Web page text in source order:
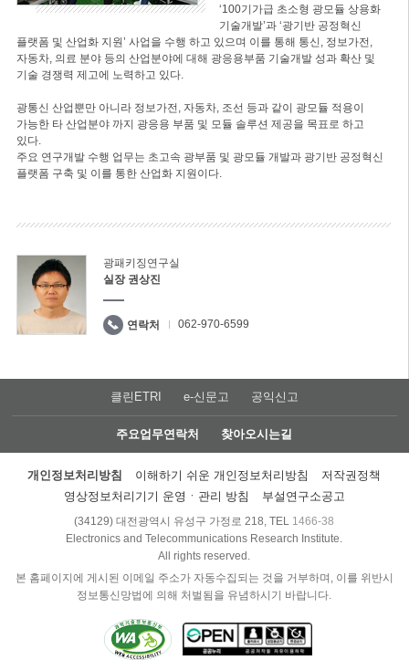
‘100기가급 초소형 광모듈 상용화
기술개발’과 ‘광기반 공정혁신
플랫폼 및 산업화 지원’ 사업을 수행 하고 있으며 이를 통해 통신, 정보가전,
자동차, 의료 분야 등의 산업분야에 대해 광응용부품 기술개발 성과 확산 및
기술 경쟁력 제고에 노력하고 있다.
광통신 산업뿐만 아니라 정보가전, 자동차, 조선 등과 같이 광모듈 적용이
가능한 타 산업분야 까지 광응용 부품 및 모듈 솔루션 제공을 목표로 하고
있다.
주요 연구개발 수행 업무는 초고속 광부품 및 광모듈 개발과 광기반 공정혁신
플랫폼 구축 및 이를 통한 산업화 지원이다.
광패키징연구실
실장 권상진
연락처 062-970-6599
클린ETRI e-신문고 공익신고
주요업무연락처 찾아오시는길
개인정보처리방침 이해하기 쉬운 개인정보처리방침
저작권정책
영상정보처리기기 운영ㆍ관리 방침
부설연구소공고
(34129) 대전광역시 유성구 가정로 218, TEL 1466-38
Electronics and Telecommunications Research Institute.
All rights reserved.
본 홈페이지에 게시된 이메일 주소가 자동수집되는 것을 거부하며, 이를 위반시
정보통신망법에 의해 처벌됨을 유념하시기 바랍니다.